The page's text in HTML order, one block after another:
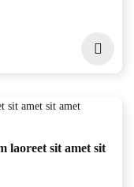
laoreet sit amet sit